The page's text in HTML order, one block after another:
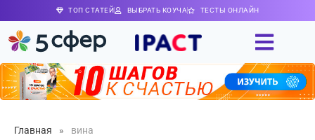
ТОП СТАТЕЙ ВЫБРАТЬ КОУЧА ТЕСТЫ ОНЛАЙН
Главная » вина